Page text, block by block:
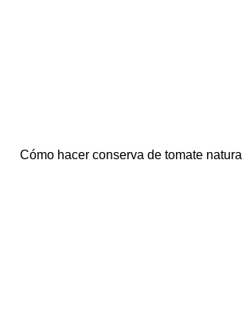
Cómo hacer conserva de tomate natural